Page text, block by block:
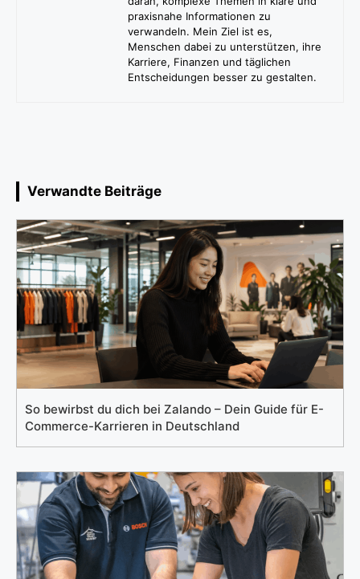
praxisnahe Informationen zu
verwandeln. Mein Ziel ist es,
Menschen dabei zu unterstützen, ihre
Karriere, Finanzen und täglichen
Entscheidungen besser zu gestalten.
Verwandte Beiträge
So bewirbst du dich bei Zalando – Dein Guide für E-
Commerce-Karrieren in Deutschland